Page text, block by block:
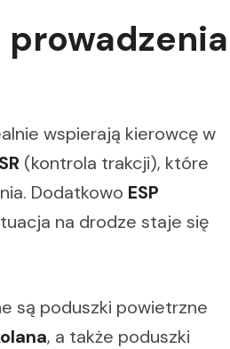
wspierają kierowcę w
(kontrola trakcji), które
Dodatkowo ESP
na drodze staje się
są poduszki powietrzne
, a także poduszki